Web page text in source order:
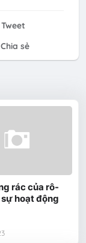
Tweet
Chia sẻ
rác của rô-
hoạt động